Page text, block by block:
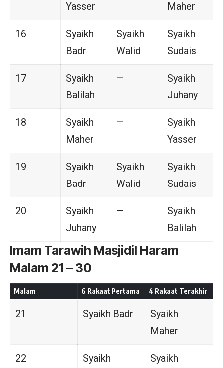
Yasser
Maher
16
Syaikh
Badr
Syaikh
Walid
Syaikh
Sudais
17
Syaikh
Balilah
—
Syaikh
Juhany
18
Syaikh
Maher
—
Syaikh
Yasser
19
Syaikh
Badr
Syaikh
Walid
Syaikh
Sudais
20
Syaikh
Juhany
—
Syaikh
Balilah
Imam Tarawih Masjidil Haram
Malam 21 – 30
Malam 6 Rakaat Pertama 4 Rakaat Terakhir
21 Syaikh Badr
Syaikh
Maher
22
Syaikh
Syaikh